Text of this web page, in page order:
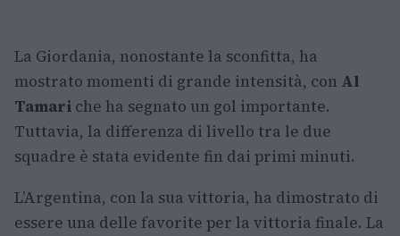
La Giordania, nonostante la sconfitta, ha
mostrato momenti di grande intensità, con Al
Tamari che ha segnato un gol importante.
Tuttavia, la differenza di livello tra le due
squadre è stata evidente fin dai primi minuti.
L’Argentina, con la sua vittoria, ha dimostrato di
essere una delle favorite per la vittoria finale. La